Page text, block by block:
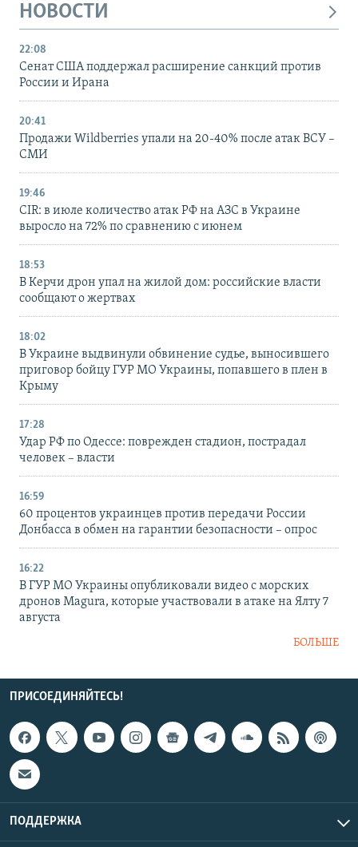
НОВОСТИ
22:08
Сенат США поддержал расширение санкций против
России и Ирана
20:41
Продажи Wildberries упали на 20-40% после атак ВСУ –
СМИ
19:46
CIR: в июле количество атак РФ на АЗС в Украине
выросло на 72% по сравнению с июнем
18:53
В Керчи дрон упал на жилой дом: российские власти
сообщают о жертвах
18:02
В Украине выдвинули обвинение судье, выносившего
приговор бойцу ГУР МО Украины, попавшего в плен в
Крыму
17:28
Удар РФ по Одессе: поврежден стадион, пострадал
человек – власти
16:59
60 процентов украинцев против передачи России
Донбасса в обмен на гарантии безопасности – опрос
16:22
В ГУР МО Украины опубликовали видео с морских
дронов Magura, которые участвовали в атаке на Ялту 7
августа
БОЛЬШЕ
ПРИСОЕДИНЯЙТЕСЬ!
ПОДДЕРЖКА